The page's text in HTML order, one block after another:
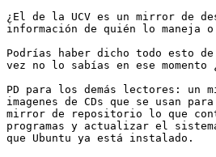
¿El de la UCV es un mirror de
información de quién lo maneja
Podrías haber dicho todo esto
vez no lo sabías en ese momento
PD para los demás lectores: un
imagenes de CDs que se usan
mirror de repositorio lo que
programas y actualizar el
que Ubuntu ya está instalado.